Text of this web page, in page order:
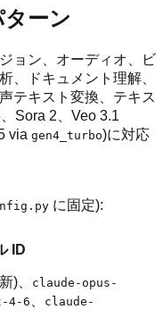
ーン
ョン、オーディオ、ビ
、ドキュメント理解、
テキスト変換、テキス
Sora 2、Veo 3.1
via gen4_turbo)に対応
に固定):
ID
)、
claude-opus-
4-6
claude-